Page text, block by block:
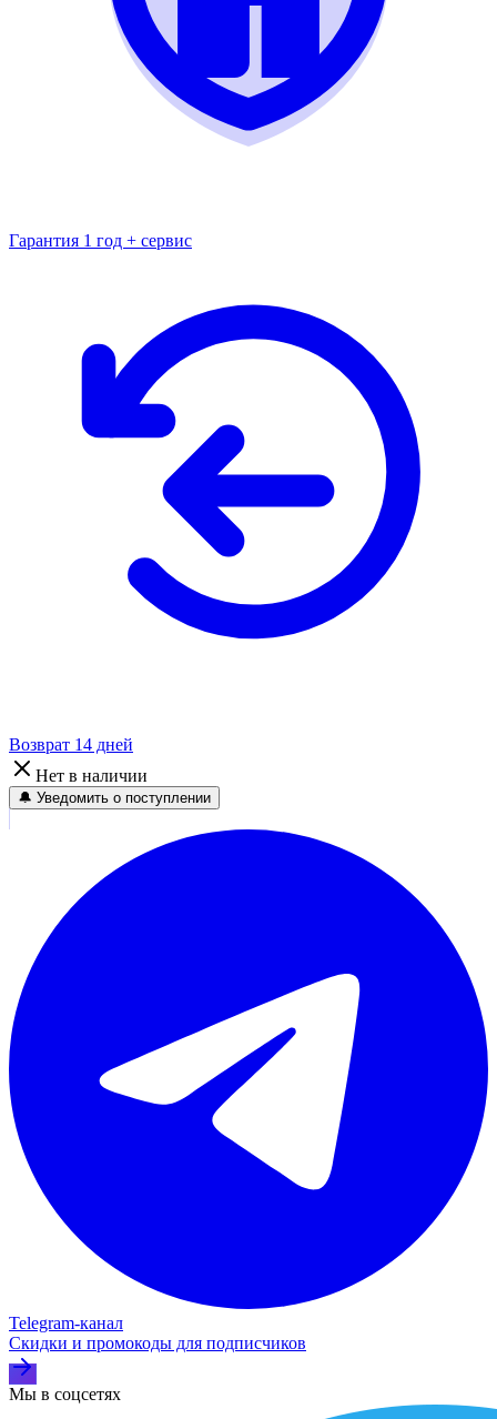
Гарантия 1 год + сервис
Возврат 14 дней
Нет в наличии
🔔 Уведомить о поступлении
Telegram‑канал
Скидки и промокоды для подписчиков
Мы в соцсетях